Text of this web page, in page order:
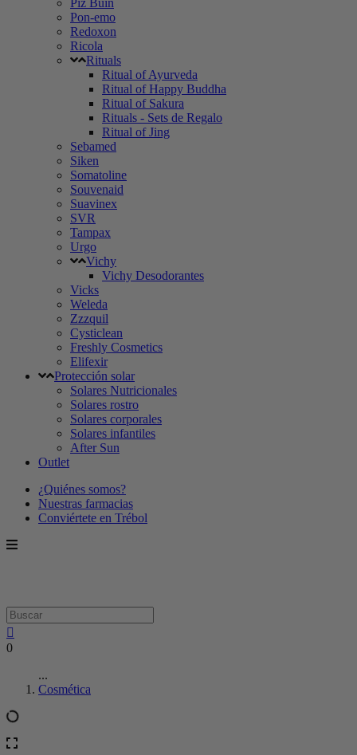
Piz Buin
Pon-emo
Redoxon
Ricola
Rituals
Ritual of Ayurveda
Ritual of Happy Buddha
Ritual of Sakura
Rituals - Sets de Regalo
Ritual of Jing
Sebamed
Siken
Somatoline
Souvenaid
Suavinex
SVR
Tampax
Urgo
Vichy
Vichy Desodorantes
Vicks
Weleda
Zzzquil
Cysticlean
Freshly Cosmetics
Elifexir
Protección solar
Solares Nutricionales
Solares rostro
Solares corporales
Solares infantiles
After Sun
Outlet
¿Quiénes somos?
Nuestras farmacias
Conviértete en Trébol
0
...
Cosmética